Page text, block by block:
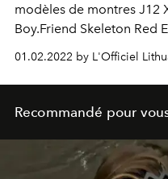
modèles de montres J12
Boy.Friend Skeleton Red
par des pierres serties
01.02.2022 by L'Officiel
Recommandé pour